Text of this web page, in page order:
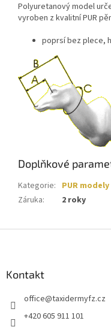
Polyuretanový model
vyroben z kvalitní PUR
poprsí bez plece,
Doplňkové
Kategorie: PUR modely
Záruka: 2 roky
Kontakt
office@taxidermyfz.cz
+420 605 911 101